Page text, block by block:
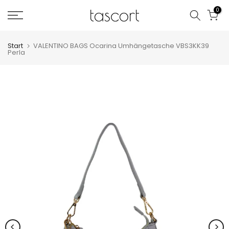
Zum
springen
0
Start VALENTINO BAGS Ocarina Umhängetasche VBS3KK39
Perla